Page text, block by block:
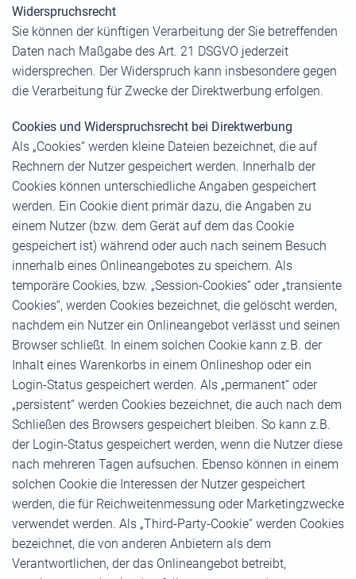
Widerspruchsrecht
Sie können der künftigen Verarbeitung der Sie betreffenden
Daten nach Maßgabe des Art. 21 DSGVO jederzeit
widersprechen. Der Widerspruch kann insbesondere gegen
die Verarbeitung für Zwecke der Direktwerbung erfolgen.
Cookies und Widerspruchsrecht bei Direktwerbung
Als „Cookies“ werden kleine Dateien bezeichnet, die auf
Rechnern der Nutzer gespeichert werden. Innerhalb der
Cookies können unterschiedliche Angaben gespeichert
werden. Ein Cookie dient primär dazu, die Angaben zu
einem Nutzer (bzw. dem Gerät auf dem das Cookie
gespeichert ist) während oder auch nach seinem Besuch
innerhalb eines Onlineangebotes zu speichern. Als
temporäre Cookies, bzw. „Session-Cookies“ oder „transiente
Cookies“, werden Cookies bezeichnet, die gelöscht werden,
nachdem ein Nutzer ein Onlineangebot verlässt und seinen
Browser schließt. In einem solchen Cookie kann z.B. der
Inhalt eines Warenkorbs in einem Onlineshop oder ein
Login-Status gespeichert werden. Als „permanent“ oder
„persistent“ werden Cookies bezeichnet, die auch nach dem
Schließen des Browsers gespeichert bleiben. So kann z.B.
der Login-Status gespeichert werden, wenn die Nutzer diese
nach mehreren Tagen aufsuchen. Ebenso können in einem
solchen Cookie die Interessen der Nutzer gespeichert
werden, die für Reichweitenmessung oder Marketingzwecke
verwendet werden. Als „Third-Party-Cookie“ werden Cookies
bezeichnet, die von anderen Anbietern als dem
Verantwortlichen, der das Onlineangebot betreibt,